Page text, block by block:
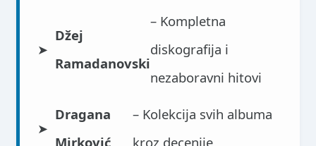
➤
Džej
Ramadanovski
– Kompletna
diskografija i
nezaboravni hitovi
➤
Dragana
Mirković
– Kolekcija svih albuma
kroz decenije